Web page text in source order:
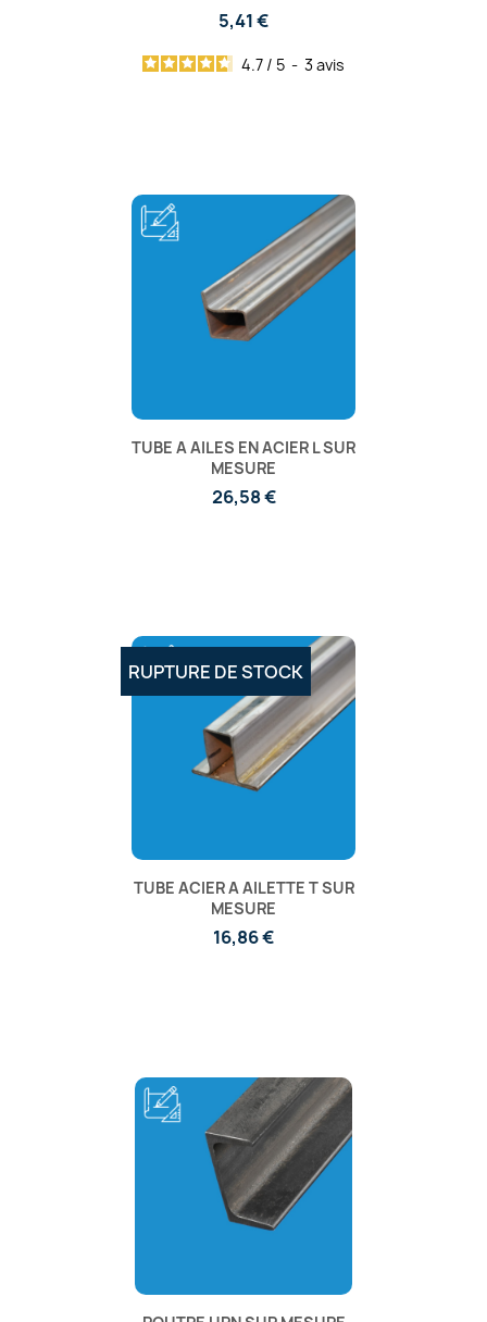
5,41 €
4.7 / 5 - 3avis
TUBE A AILES EN ACIER L SUR
MESURE
26,58 €
TUBE ACIER A AILETTE T SUR
MESURE
16,86 €
RUPTURE DE STOCK